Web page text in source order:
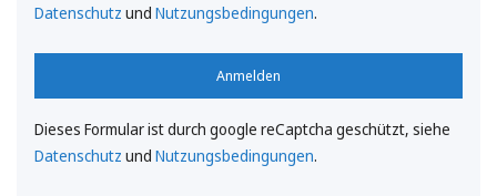
Datenschutz und Nutzungsbedingungen.
Anmelden
Dieses Formular ist durch google reCaptcha geschützt, siehe
Datenschutz und Nutzungsbedingungen.